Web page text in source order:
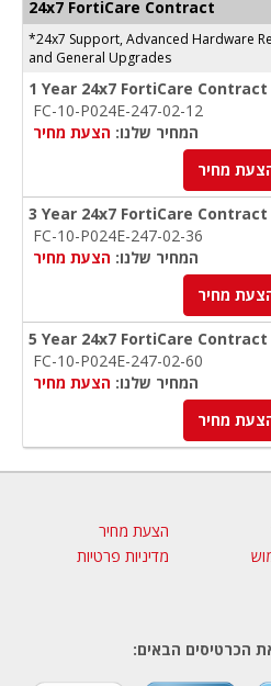
24x7 FortiCare Contract
*24x7 Support, Advanced Hardware
and General Upgrades
1 Year 24x7 FortiCare Contract
FC-10-P024E-247-02-12
המחיר שלנו: הצעת מחיר
מחיר
3 Year 24x7 FortiCare Contract
FC-10-P024E-247-02-36
המחיר שלנו: הצעת מחיר
מחיר
5 Year 24x7 FortiCare Contract
FC-10-P024E-247-02-60
המחיר שלנו: הצעת מחיר
מחיר
הצעת מחיר
מדיניות פרטיות
הכרטיסים הבאים: